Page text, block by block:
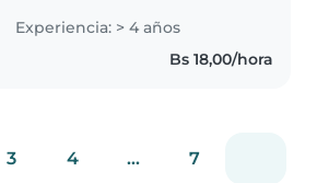
con ellos. Soy una persona
responsable, paciente y
dinámica, y me gusta brindar un..
Experiencia: > 4 años
Bs 18,00/hora
3 4 ... 7